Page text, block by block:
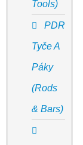
Tools)
PDR
Tyče A
Páky
(Rods
& Bars)